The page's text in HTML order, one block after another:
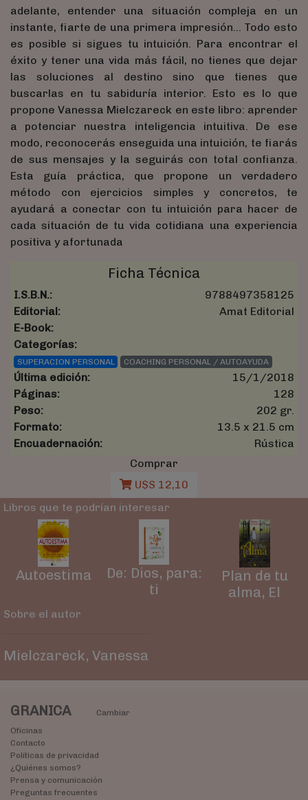
adelante, entender una situación compleja en un
instante, fiarte de una primera impresión… Todo esto
es posible si sigues tu intuición. Para encontrar el
éxito y tener una vida más fácil, no tienes que dejar
las soluciones al destino sino que tienes que
buscarlas en tu sabiduría interior. Esto es lo que
propone Vanessa Mielczareck en este libro: aprender
a potenciar nuestra inteligencia intuitiva. De ese
modo, reconocerás enseguida una intuición, te fiarás
de sus mensajes y la seguirás con total confianza.
Esta guía práctica, que propone un verdadero
método con ejercicios simples y concretos, te
ayudará a conectar con tu intuición para hacer de
cada situación de tu vida cotidiana una experiencia
positiva y afortunada
Ficha Técnica
I.S.B.N.:
9788497358125
Editorial:
Amat Editorial
E-Book:
Categorías:
SUPERACION PERSONAL COACHING PERSONAL / AUTOAYUDA
Última edición:
15/1/2018
Páginas:
128
Peso:
202 gr.
Formato:
13.5 x 21.5 cm
Encuadernación:
Rústica
Comprar
U$S 12,10
Libros que te podrían interesar
Autoestima
De: Dios, para:
ti
Plan de tu
alma, El
Sobre el autor
Mielczareck, Vanessa
GRANICA
Cambiar
Oficinas
Contacto
Políticas de privacidad
¿Quiénes somos?
Prensa y comunicación
Preguntas frecuentes